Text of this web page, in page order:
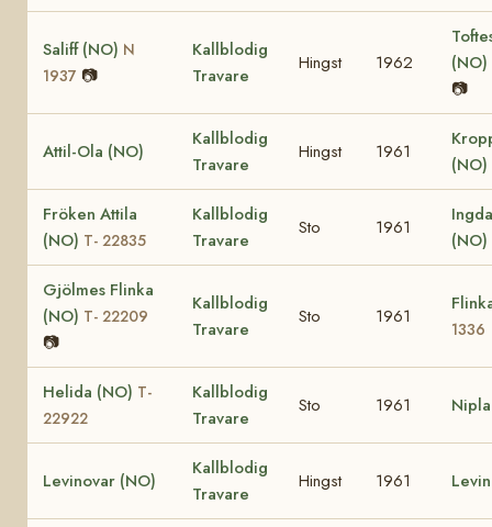
Saliff (NO) N
1937 📷
Kallblodig
Travare
Hingst 1962
(NO)
📷
Attil-Ola (NO)
Kallblodig
Travare
Hingst 1961
(NO)
Fröken Attila
(NO) T- 22835
Kallblodig
Travare
Sto 1961
(NO)
Gjölmes Flinka
(NO) T- 22209
📷
Kallblodig
Travare
Sto 1961
1336
Helida (NO) T-
22922
Kallblodig
Travare
Sto 1961
Levinovar (NO)
Kallblodig
Travare
Hingst 1961